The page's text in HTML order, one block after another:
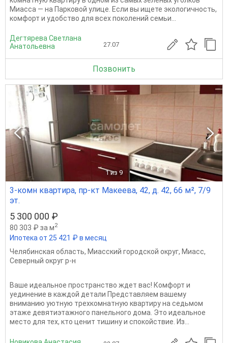
Миасса — на Парковой улице. Если вы ищете экологичность,
комфорт и удобство для всех поколений семьи...
Дегтярева Светлана
Анатольевна
27.07
Позвонить
1 из 9
3-комн квартира, пр-кт Макеева, 42, д. 42, 66 м², 7/9
эт.
5 300 000 ₽
80 303 ₽ за м2
Ипотека от 25 421 ₽ в месяц
Челябинская область, Миасский городской округ, Миасс,
Северный округ р-н
Ваше идеальное пространство ждет вас! Комфорт и
уединение в каждой детали Представляем вашему
вниманию уютную трехкомнатную квартиру на седьмом
этаже девятиэтажного панельного дома. Это идеальное
место для тех, кто ценит тишину и спокойствие. Из...